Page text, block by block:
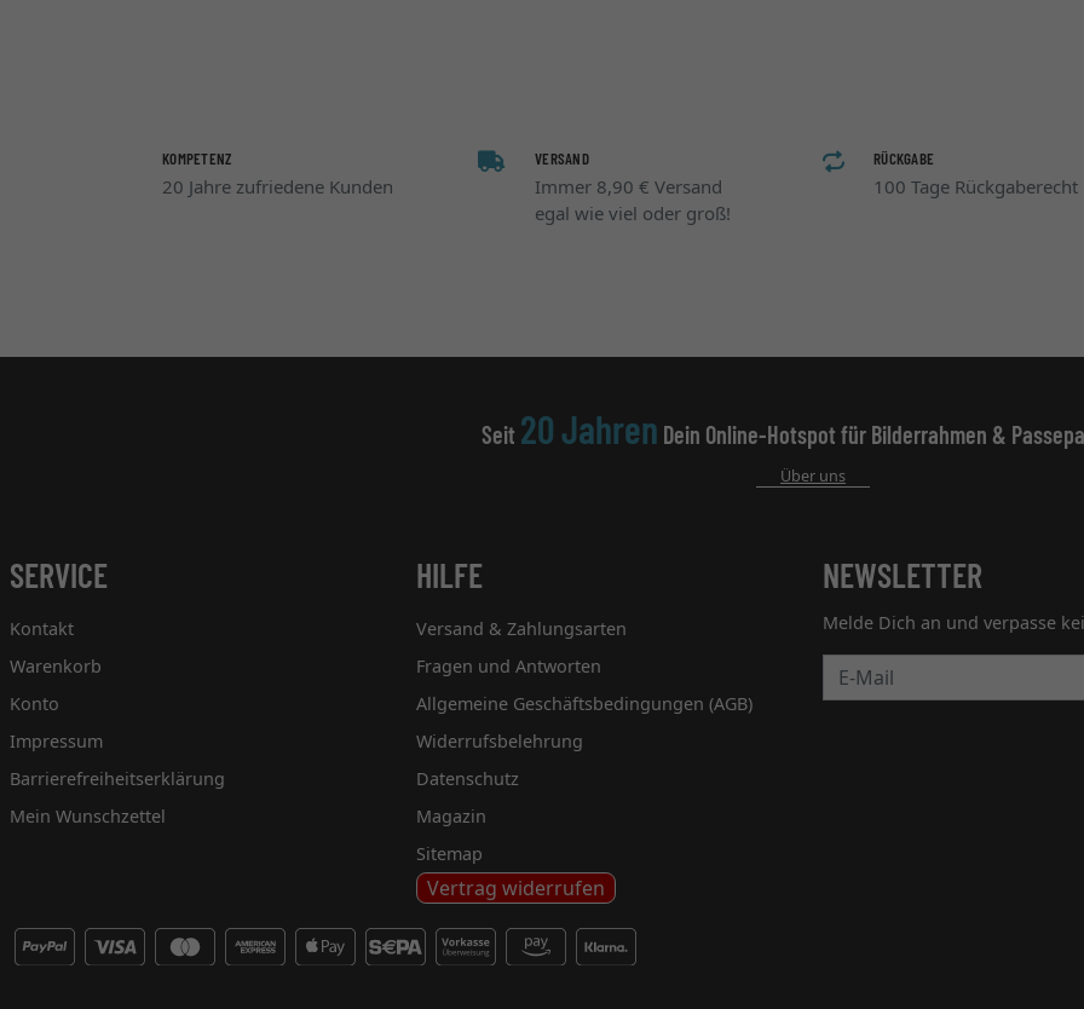
KOMPETENZ
20 Jahre zufriedene Kunden
VERSAND
Immer 8,90 € Versand
egal wie viel oder groß!
RÜCKGABE
100 Tage Rückgaberecht
Seit 20 Jahren Dein Online-Hotspot für Bilderrahmen &
Über uns
SERVICE
Kontakt
Warenkorb
Konto
Impressum
Barrierefreiheitserklärung
Mein Wunschzettel
HILFE
Versand & Zahlungsarten
Fragen und Antworten
Allgemeine Geschäftsbedingungen (AGB)
Widerrufsbelehrung
Datenschutz
Magazin
Sitemap
Vertrag widerrufen
NEWSLETTER
Melde Dich an und verpasse
Newsletter